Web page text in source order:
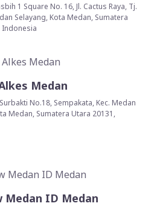
1 Square No. 16, Jl. Cactus Raya, Tj.
Selayang, Kota Medan, Sumatera
Indonesia
Medan
No.18, Sempakata, Kec. Medan
Medan, Sumatera Utara 20131,
Medan ID Medan